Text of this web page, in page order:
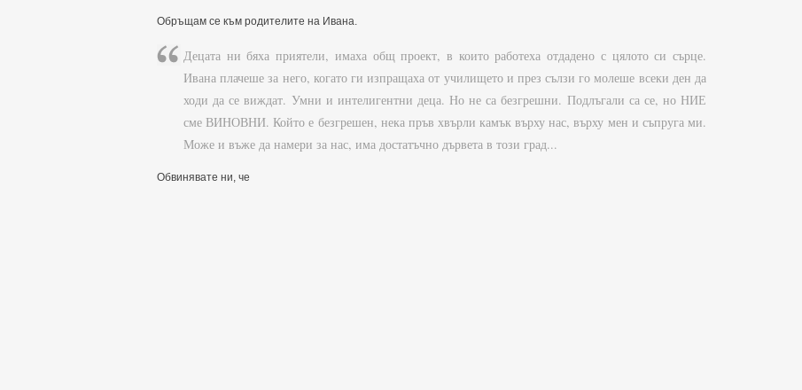
Обръщам се към родителите на Ивана.
Децата ни бяха приятели, имаха общ проект, в които работеха отдадено с цялото си сърце.
Ивана плачеше за него, когато ги изпращаха от училището и през сълзи го молеше всеки ден да
ходи да се виждат. Умни и интелигентни деца. Но не са безгрешни. Подлъгали са се, но НИЕ
сме ВИНОВНИ. Който е безгрешен, нека пръв хвърли камък върху нас, върху мен и съпруга ми.
Може и въже да намери за нас, има достатъчно дървета в този град...
Обвинявате ни, че